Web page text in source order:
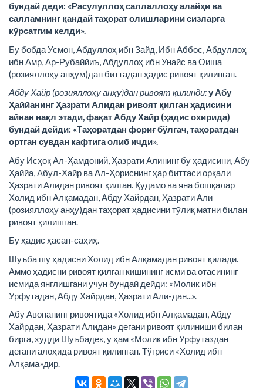
бундай деди: «Расулуллоҳ саллаллоҳу алайҳи ва
салламнинг қандай таҳорат олишларини сизларга
кўрсатгим келди».
Бу бобда Усмон, Абдуллоҳ ибн Зайд, Ибн Аббос, Абдуллоҳ
ибн Амр, Ар-Рубаййиъ, Абдуллоҳ ибн Унайс ва Оиша
(розияллоҳу анҳум)дан биттадан ҳадис ривоят қилинган.
Абду Хайр (розияллоҳу анҳу)дан ривоят қилинди:у Абу
Ҳаййанинг Ҳазрати Алидан ривоят қилган ҳадисини
айнан нақл этади, фақат Абду Хайр (ҳадис охирида)
бундай дейди: «Таҳоратдан фориғ бўлгач, таҳоратдан
ортган сувдан кафтига олиб ичди».
Абу Исҳоқ Ал-Ҳамдоний, Ҳазрати Алининг бу ҳадисини, Абу
Ҳаййа, Абул-Хайр ва Ал-Ҳориснинг ҳар биттаси орқали
Ҳазрати Алидан ривоят қилган. Қудамо ва яна бошқалар
Холид ибн Алқамадан, Абду Хайрдан, Ҳазрати Али
(розияллоҳу анҳу)дан таҳорат ҳадисини тўлиқ матни билан
ривоят қилишган.
Бу ҳадис ҳасан-саҳиҳ.
Шуъба шу ҳадисни Холид ибн Алқамадан ривоят қилади.
Аммо ҳадисни ривоят қилган кишининг исми ва отасининг
исмида янглишгани учун бундай дейди: «Молик ибн
Урфутадан, Абду Хайрдан, Ҳазрати Али-дан...».
Абу Авонанинг ривоятида «Холид ибн Алқамадан, Абду
Хайрдан, Ҳазрати Алидан» дегани ривоят қилиниши билан
бирга, худди Шуъбадек, у ҳам «Молик ибн Урфута»дан
дегани алоҳида ривоят қилинган. Тўғриси «Холид ибн
Алқама»дир.